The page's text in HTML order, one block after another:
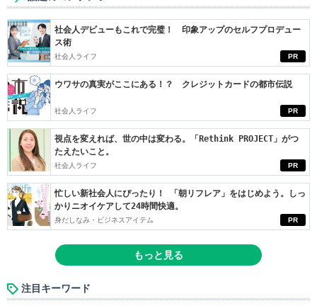
PR
社会人デビューもこれで完璧！ 印象アップのセルフプロデュー
ス術
社会人ライフ
PR
ウワサの真実がここにある！？ クレジットカードの都市伝説
社会人ライフ
PR
視点を変えれば、世の中は変わる。「Rethink PROJECT」がつ
たえたいこと。
社会人ライフ
PR
忙しい新社会人にぴったり！ 「朝リフレア」をはじめよう。しっ
かりニオイケアして24時間快適。
身だしなみ・ビジネスアイテム
もっと見る
注目キーワード